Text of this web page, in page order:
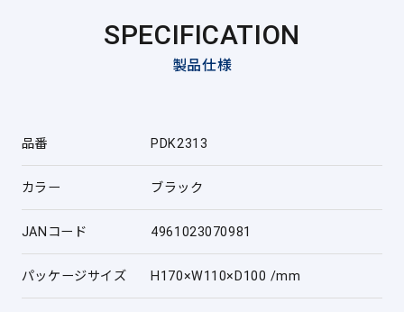
SPECIFICATION
製品仕様
品番 PDK2313
カラー ブラック
JANコード 4961023070981
パッケージサイズ H170×W110×D100 /mm